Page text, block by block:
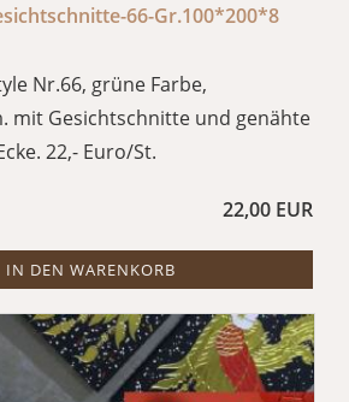
66-Gr.100*200*8
Nr.66, grüne Farbe,
mit Gesichtschnitte und genähte
Gummi am jede Ecke. 22,- Euro/St.
22,00 EUR
IN DEN WARENKORB